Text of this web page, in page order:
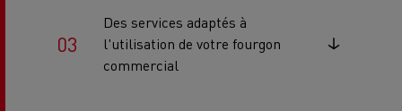
Des services adaptés à
l'utilisation de votre fourgon
commercial